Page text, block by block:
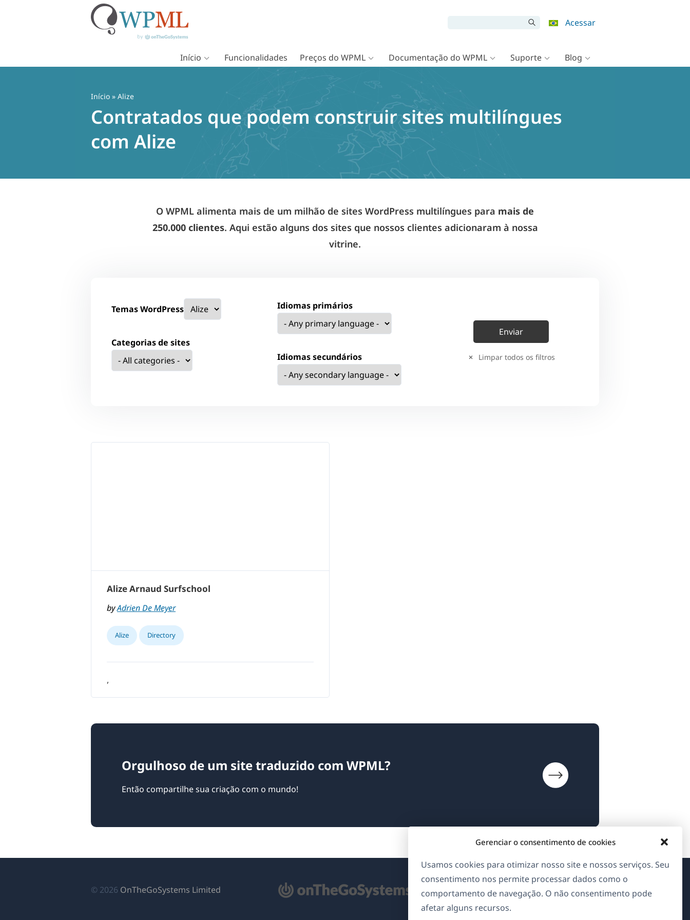
Gerenciar o consentimento de cookies
Usamos cookies para otimizar nosso site e nossos serviços. Seu
consentimento nos permite processar dados como o
comportamento de navegação. O não consentimento pode
afetar alguns recursos.
Acessar
Início Funcionalidades Preços do WPML Documentação do WPML Suporte Blog
Início » Alize
Contratados que podem construir sites multilíngues
com Alize
O WPML alimenta mais de um milhão de sites WordPress multilíngues para mais de
250.000 clientes. Aqui estão alguns dos sites que nossos clientes adicionaram à nossa
vitrine.
Temas WordPress
Categorias de sites
Idiomas primários
Idiomas secundários Limpar todos os filtros
Alize Arnaud Surfschool
byAdrien De Meyer
Alize Directory
,
Orgulhoso de um site traduzido com WPML?
Então compartilhe sua criação com o mundo!
© 2026 OnTheGoSystems Limited
Sobre o WPML
GDPR & Política de Privacidade